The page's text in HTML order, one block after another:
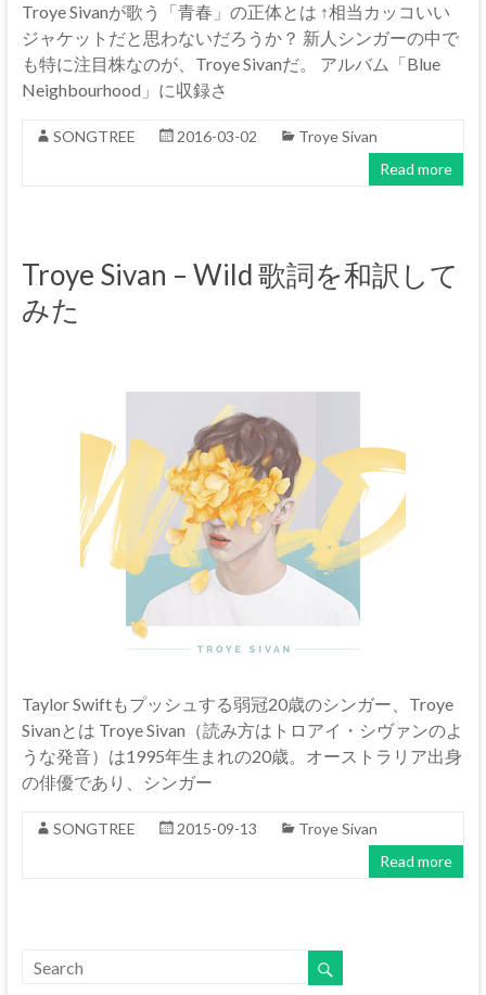
Troye Sivanが歌う「青春」の正体とは ↑相当カッコいい
ジャケットだと思わないだろうか？ 新人シンガーの中で
も特に注目株なのが、Troye Sivanだ。 アルバム「Blue
Neighbourhood」に収録さ
SONGTREE 2016-03-02
Troye Sivan
Read more
Troye Sivan – Wild 歌詞を和訳して
みた
Taylor Swiftもプッシュする弱冠20歳のシンガー、Troye
Sivanとは Troye Sivan（読み方はトロアイ・シヴァンのよ
うな発音）は1995年生まれの20歳。オーストラリア出身
の俳優であり、シンガー
SONGTREE 2015-09-13
Troye Sivan
Read more